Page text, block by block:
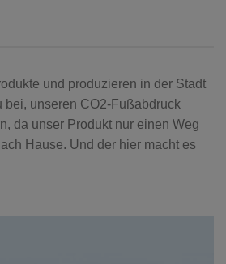
und produzieren in der Stadt
bei, unseren CO2-Fußabdruck
da unser Produkt nur einen Weg
Hause. Und der hier macht es